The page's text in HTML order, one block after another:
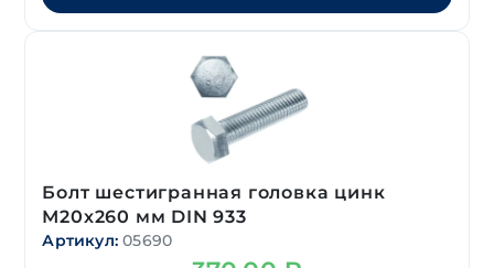
Болт шестигранная головка цинк
М20х260 мм DIN 933
Артикул: 05690